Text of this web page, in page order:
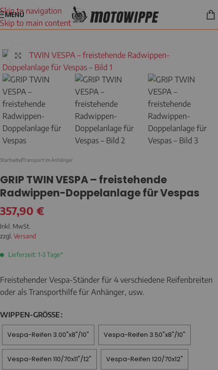
Skip to navigation
Skip to main content
MENÜ
Klicken zum Vergrößern
Startseite/Transport im Anhänger
GRIP TWIN VESPA – freistehende
Radwippen-Doppelanlage für Vespas
357,90 €
Inkl. MwSt.
zzgl. Versand
Lieferzeit: 1-3 Tage*
Freistehender Vespa-Ständer für 4 verschiedene Reifenbreiten
oder als Transporthilfe für Anhänger, usw.
WIPPEN-GRÖSSE
Vespa-Reifen 3.00"x8"/10" Vespa-Reifen 3.50"x8"/10"
Vespa-Reifen 110/70x11"/12" Vespa-Reifen 120/70x12"